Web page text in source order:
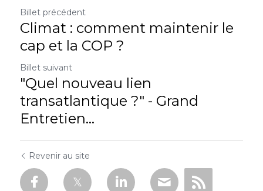
Billet précédent
Climat : comment maintenir le
cap et la COP ?
Billet suivant
"Quel nouveau lien
transatlantique ?" - Grand
Entretien...
Revenir au site